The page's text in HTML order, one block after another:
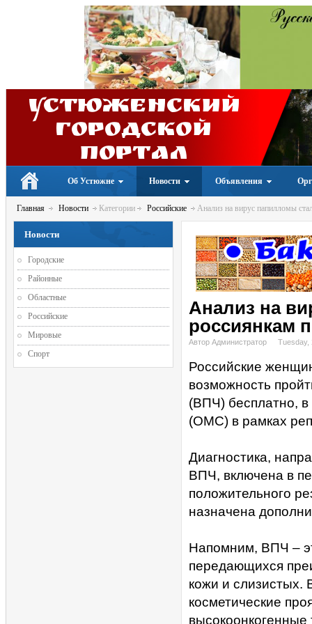
Устюженский
Городской
портал
Об Устюжне Новости Объявления
Главная Новости Категории Российские Анализ на вирус папилломы
Анализ на
россиянкам
Автор Администратор Tuesday,
Российские
возможность
(ВПЧ) бесплатно, в
(ОМС) в рамках
Диагностика,
ВПЧ, включена в
положительного
назначена
Напомним, ВПЧ –
передающихся
кожи и слизистых.
косметические
Новости
Городские
Районные
Областные
Российские
Мировые
Спорт